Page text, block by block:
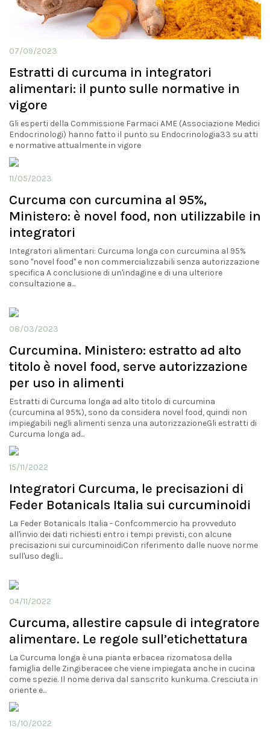
07/09/2023
Estratti di curcuma in integratori
alimentari: il punto sulle normative in
vigore
Gli esperti della Commissione Farmaci AME (Associazione Medici
Endocrinologi) hanno fatto il punto su Endocrinologia33 su atti
e normative attualmente in vigore
11/05/2023
Curcuma con curcumina al 95%,
Ministero: è novel food, non utilizzabile in
integratori
Integratori alimentari: Curcuma longa con curcumina al 95%
sono "novel food" e non commercializzabili senza autorizzazione
specifica A conclusione di un'indagine e di una ulteriore
consultazione a...
08/03/2023
Curcumina. Ministero: estratto ad alto
titolo è novel food, serve autorizzazione
per uso in alimenti
Estratti di Curcuma longa ad alto titolo di curcumina
(curcumina al 95%), sono da considera novel food, quindi non
impiegabili negli alimenti senza una autorizzazioneGli estratti di
Curcuma longa ad...
15/11/2022
Integratori Curcuma, le precisazioni di
Feder Botanicals Italia sui curcuminoidi
La Feder Botanicals Italia - Confcommercio ha provveduto
all'invio dei dati richiesti entro i tempi previsti, con alcune
precisazioni sui curcuminoidiCon riferimento dalle nuove norme
sull'uso degli...
04/11/2022
Curcuma, allestire capsule di integratore
alimentare. Le regole sull’etichettatura
La Curcuma longa è una pianta erbacea rizomatosa della
famiglia delle Zingiberacee che viene impiegata anche in cucina
come spezie. Il nome deriva dal sanscrito kunkuma. Cresciuta in
oriente e...
13/10/2022